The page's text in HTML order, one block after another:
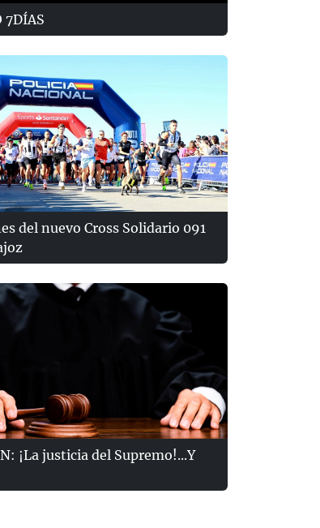
7DÍAS
del nuevo Cross Solidario 091
¡La justicia del Supremo!...Y